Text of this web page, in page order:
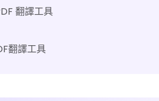
翻譯工具
翻譯工具